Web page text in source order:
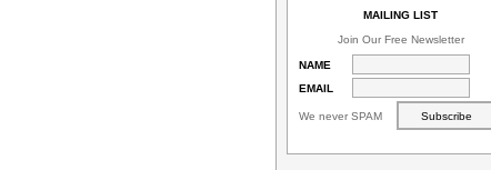
MAILING LIST
Join Our Free Newsletter
NAME
EMAIL
We never SPAM